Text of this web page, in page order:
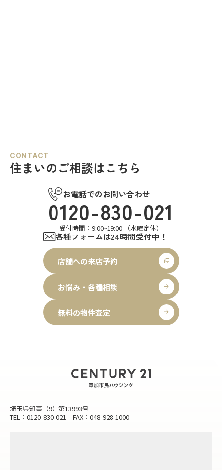
CONTACT
住まいのご相談はこちら
お電話でのお問い合わせ
0120-830-021
受付時間：9:00~19:00 （水曜定休）
各種フォームは24時間受付中！
店舗への来店予約
お悩み・各種相談
無料の物件査定
埼玉県知事（9）第13993号
TEL：0120-830-021 FAX：048-928-1000